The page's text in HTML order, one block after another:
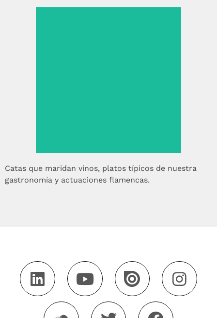
Catas que maridan vinos, platos típicos de nuestra
gastronomía y actuaciones flamencas.